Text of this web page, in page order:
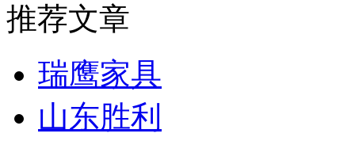
推荐文章
瑞鹰家具
山东胜利